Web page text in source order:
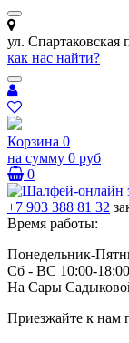
ул. Спартаковская
как нас найти?
Корзина 0
на сумму 0 руб
0
+7 903 388 81 32
Время работы:
Понедельник-
Сб - ВС 10:00-18:00
На Сары
Приезжайте к нам